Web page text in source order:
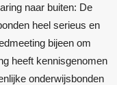
naar buiten: De
heel serieus en
bijeen om
heeft kennisgenomen
onderwijsbonden